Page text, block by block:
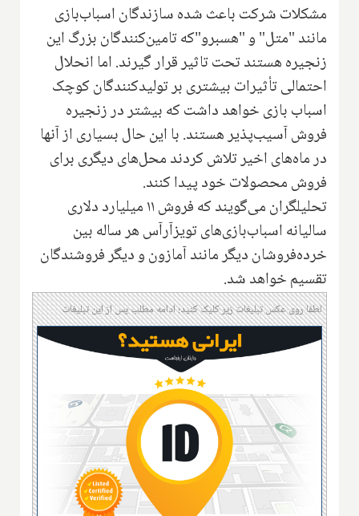
مشکلات شرکت باعث شده سازندگان اسباب‌بازی
مانند "متل" و "هسبرو"که تامین‌کنندگان بزرگ این
زنجیره هستند تحت تاثیر قرار گیرند. اما انحلال
احتمالی تأثیرات بیشتری بر تولیدکنندگان کوچک
اسباب بازی خواهد داشت که بیشتر در زنجیره
فروش آسیب‌پذیر هستند. ‌با این حال بسیاری از آنها
در ماه‌های اخیر تلاش کردند محل‌های دیگری برای
فروش محصولات خود پیدا کنند.
تحلیلگران می‌گویند که فروش ۱۱ میلیارد دلاری
سالیانه اسباب‌بازی‌های تویزآرآس هر ساله بین
خرده‌فروشان دیگر مانند آمازون و دیگر فروشندگان
تقسیم خواهد شد.
لطفا روی عکس تبلیغات زیر کلیک کنید؛ ادامه مطلب پس از این تبلیغات